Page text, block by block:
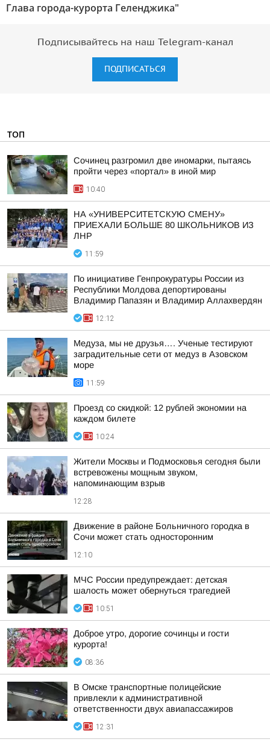
Глава города-курорта Геленджика"
Подписывайтесь на наш Telegram-канал
ПОДПИСАТЬСЯ
ТОП
Сочинец разгромил две иномарки, пытаясь
пройти через «портал» в иной мир
10:40
НА «УНИВЕРСИТЕТСКУЮ СМЕНУ»
ПРИЕХАЛИ БОЛЬШЕ 80 ШКОЛЬНИКОВ ИЗ
ЛНР
11:59
По инициативе Генпрокуратуры России из
Республики Молдова депортированы
Владимир Папазян и Владимир Аллахвердян
12:12
Медуза, мы не друзья…. Ученые тестируют
заградительные сети от медуз в Азовском
море
11:59
Проезд со скидкой: 12 рублей экономии на
каждом билете
10:24
Жители Москвы и Подмосковья сегодня были
встревожены мощным звуком,
напоминающим взрыв
12:28
Движение в районе Больничного городка в
Сочи может стать односторонним
12:10
МЧС России предупреждает: детская
шалость может обернуться трагедией
10:51
Доброе утро, дорогие сочинцы и гости
курорта!
08:36
В Омске транспортные полицейские
привлекли к административной
ответственности двух авиапассажиров
12:31